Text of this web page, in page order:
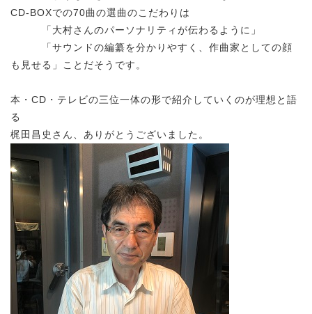
CD-BOXでの70曲の選曲のこだわりは
「大村さんのパーソナリティが伝わるように」
「サウンドの編纂を分かりやすく、作曲家としての顔
も見せる」ことだそうです。
本・CD・テレビの三位一体の形で紹介していくのが理想と語
る
梶田昌史さん、ありがとうございました。